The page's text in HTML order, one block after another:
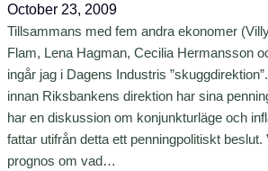
t
t
e
n
r
i
c
h
p
r
s
s
o
L
u
October 23, 2009
Tillsammans med fem andra ekonomer
Flam, Lena Hagman, Cecilia Hermansson
ingår jag i Dagens Industris
innan Riksbankens direktion har sina
har en diskussion om konjunkturläge och
fattar utifrån detta ett penningpolitiskt beslut.
prognos om vad…